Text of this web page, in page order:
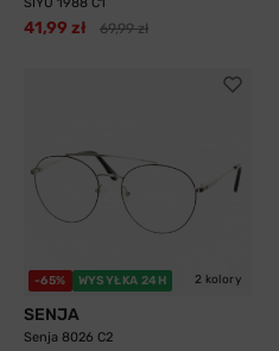
41,99 zł 69,99 zł
-65% WYSYŁKA 24H 2 kolory
SENJA
Senja 8026 C2